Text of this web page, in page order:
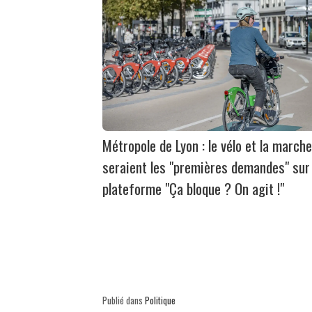
Métropole de Lyon : le vélo et la marche
seraient les "premières demandes"
plateforme "Ça bloque ? On agit !"
Publié dans Politique